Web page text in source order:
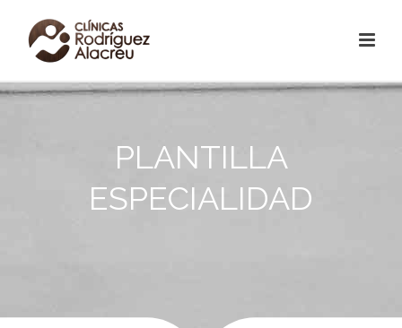
PLANTILLA
ESPECIALIDAD